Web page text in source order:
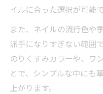
イルに合った選択が可能で
また、ネイルの流行色や
派手になりすぎない範囲
のりくすみカラーや、ワ
とで、シンプルな中にも
上がります。